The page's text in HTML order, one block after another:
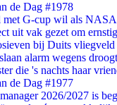
de Dag #1978
G-cup wil als
uit vak gezet om
bij Duits
alarm wegens
die 's nachts haar
de Dag #1977
2026/2027 is